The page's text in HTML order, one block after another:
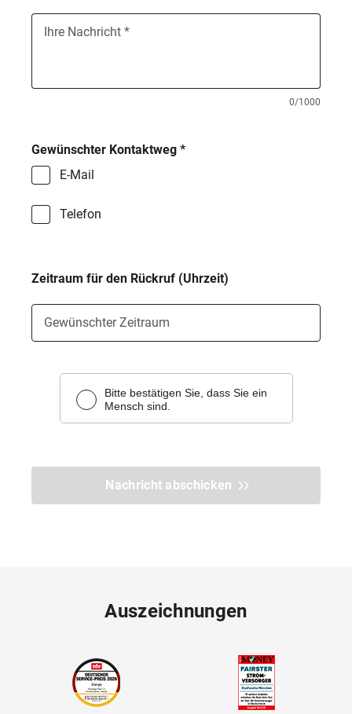
Ihre Nachricht *
0/1000
Gewünschter Kontaktweg *
E-Mail
Telefon
Zeitraum für den Rückruf (Uhrzeit)
Gewünschter Zeitraum
Nachricht abschicken
Auszeichnungen